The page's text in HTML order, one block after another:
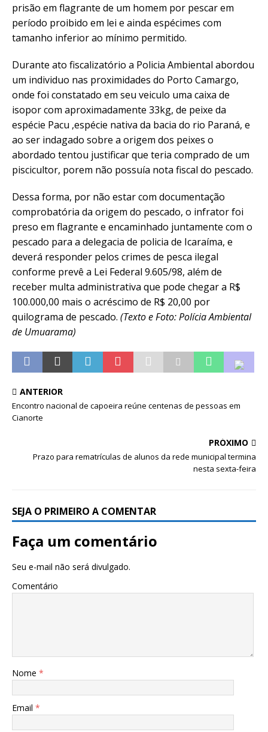
prisão em flagrante de um homem por pescar em
período proibido em lei e ainda espécimes com
tamanho inferior ao mínimo permitido.
Durante ato fiscalizatório a Policia Ambiental abordou
um individuo nas proximidades do Porto Camargo,
onde foi constatado em seu veiculo uma caixa de
isopor com aproximadamente 33kg, de peixe da
espécie Pacu ,espécie nativa da bacia do rio Paraná, e
ao ser indagado sobre a origem dos peixes o
abordado tentou justificar que teria comprado de um
piscicultor, porem não possuía nota fiscal do pescado.
Dessa forma, por não estar com documentação
comprobatória da origem do pescado, o infrator foi
preso em flagrante e encaminhado juntamente com o
pescado para a delegacia de policia de Icaraíma, e
deverá responder pelos crimes de pesca ilegal
conforme prevê a Lei Federal 9.605/98, além de
receber multa administrativa que pode chegar a R$
100.000,00 mais o acréscimo de R$ 20,00 por
quilograma de pescado. (Texto e Foto: Polícia Ambiental
de Umuarama)
ANTERIOR
Encontro nacional de capoeira reúne centenas de pessoas em
Cianorte
PRÓXIMO
Prazo para rematrículas de alunos da rede municipal termina
nesta sexta-feira
SEJA O PRIMEIRO A COMENTAR
Faça um comentário
Seu e-mail não será divulgado.
Comentário
Nome *
Email *